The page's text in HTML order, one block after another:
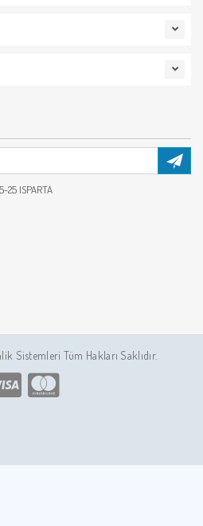
25 ISPARTA
Sistemleri Tüm Hakları Saklıdır.